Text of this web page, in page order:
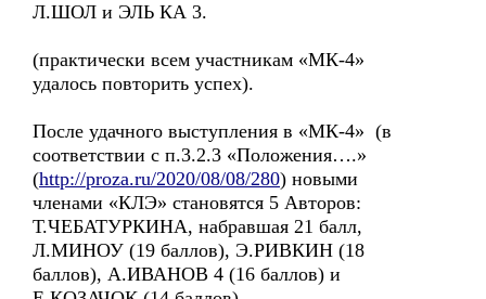
Л.ШОЛ и ЭЛЬ КА 3.
(практически всем участникам «МК-4»
удалось повторить успех).
После удачного выступления в «МК-4» (в
соответствии с п.3.2.3 «Положения….»
(http://proza.ru/2020/08/08/280) новыми
членами «КЛЭ» становятся 5 Авторов:
Т.ЧЕБАТУРКИНА, набравшая 21 балл,
Л.МИНОУ (19 баллов), Э.РИВКИН (18
баллов), А.ИВАНОВ 4 (16 баллов) и